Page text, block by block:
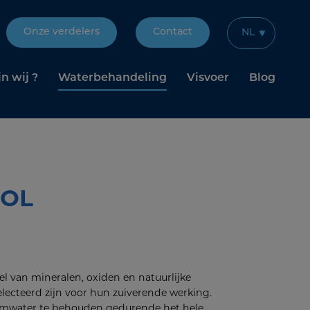
wij ? Waterbehandeling Visvoer Blog
Onze verdelers Contact NL
van mineralen, oxiden en natuurlijke
zijn voor hun zuiverende werking.